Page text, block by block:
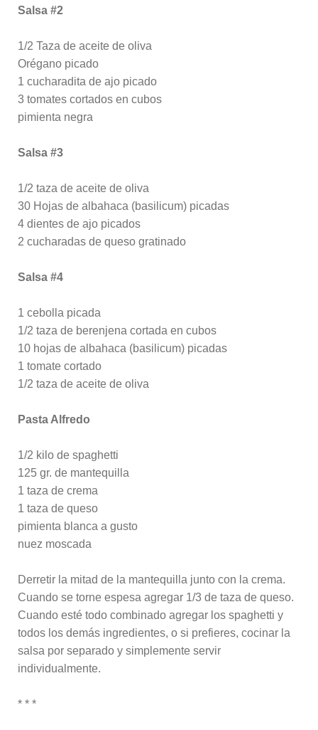
Salsa #2
1/2 Taza de aceite de oliva
Orégano picado
1 cucharadita de ajo picado
3 tomates cortados en cubos
pimienta negra
Salsa #3
1/2 taza de aceite de oliva
30 Hojas de albahaca (basilicum) picadas
4 dientes de ajo picados
2 cucharadas de queso gratinado
Salsa #4
1 cebolla picada
1/2 taza de berenjena cortada en cubos
10 hojas de albahaca (basilicum) picadas
1 tomate cortado
1/2 taza de aceite de oliva
Pasta Alfredo
1/2 kilo de spaghetti
125 gr. de mantequilla
1 taza de crema
1 taza de queso
pimienta blanca a gusto
nuez moscada
Derretir la mitad de la mantequilla junto con la crema.
Cuando se torne espesa agregar 1/3 de taza de queso.
Cuando esté todo combinado agregar los spaghetti y
todos los demás ingredientes, o si prefieres, cocinar la
salsa por separado y simplemente servir
individualmente.
* * *